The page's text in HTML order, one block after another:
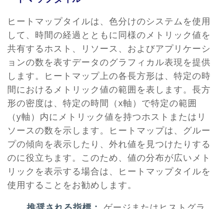
ヒートマップタイルは、色分けのシステムを使用
して、時間の経過とともに同様のメトリック値を
共有するホスト、リソース、およびアプリケーシ
ョンの数を表すデータのグラフィカル表現を提供
します。ヒートマップ上の各長方形は、特定の時
間におけるメトリック値の範囲を表します。長方
形の密度は、特定の時間（x軸）で特定の範囲
（y軸）内にメトリック値を持つホストまたはリ
ソースの数を示します。ヒートマップは、グルー
プの傾向を表示したり、外れ値を見つけたりする
のに役立ちます。このため、値の分布が広いメト
リックを表示する場合は、ヒートマップタイルを
使用することをお勧めします。